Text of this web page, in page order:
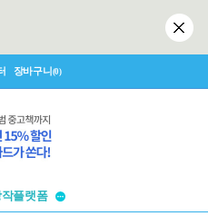
장바구니(0)
작플랫폼